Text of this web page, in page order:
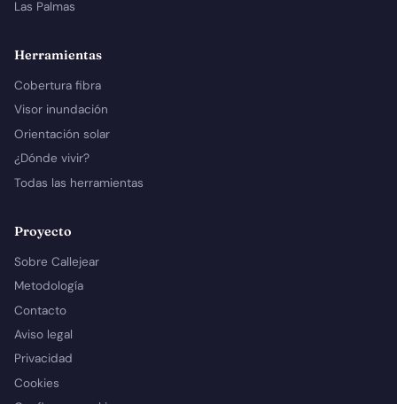
Las Palmas
Herramientas
Cobertura fibra
Visor inundación
Orientación solar
¿Dónde vivir?
Todas las herramientas
Proyecto
Sobre Callejear
Metodología
Contacto
Aviso legal
Privacidad
Cookies